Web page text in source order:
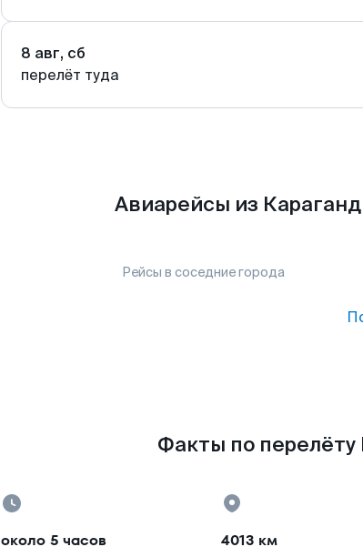
8 авг, сб
перелёт туда
Авиарейсы из
Рейсы в соседние города
Факты по перелёту
около 5 часов 4013 км